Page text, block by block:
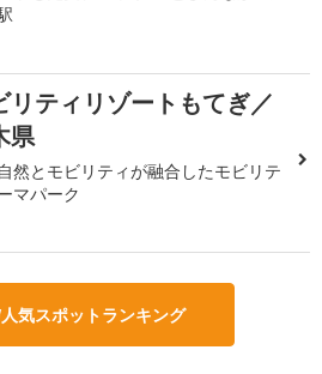
リティリゾートもてぎ／
県
然とモビリティが融合したモビリテ
マパーク
気スポットランキング